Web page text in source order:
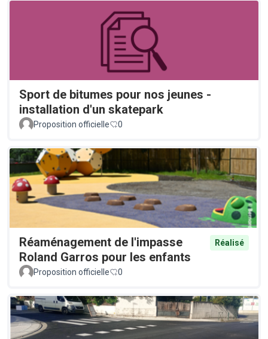
Sport de bitumes pour nos jeunes -
installation d'un skatepark
Proposition officielle 0
Réaménagement de l'impasse
Roland Garros pour les enfants
Réalisé
Proposition officielle 0